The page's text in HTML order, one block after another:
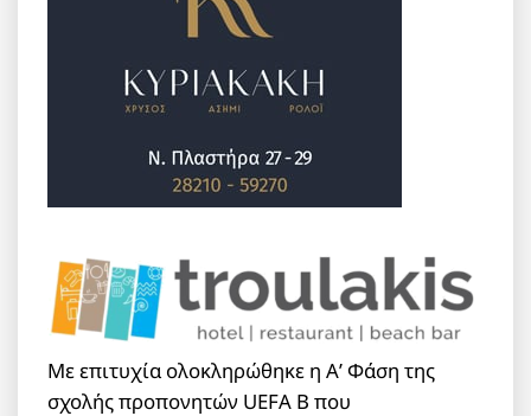
Με επιτυχία ολοκληρώθηκε η Α’ Φάση της
σχολής προπονητών UEFA B που